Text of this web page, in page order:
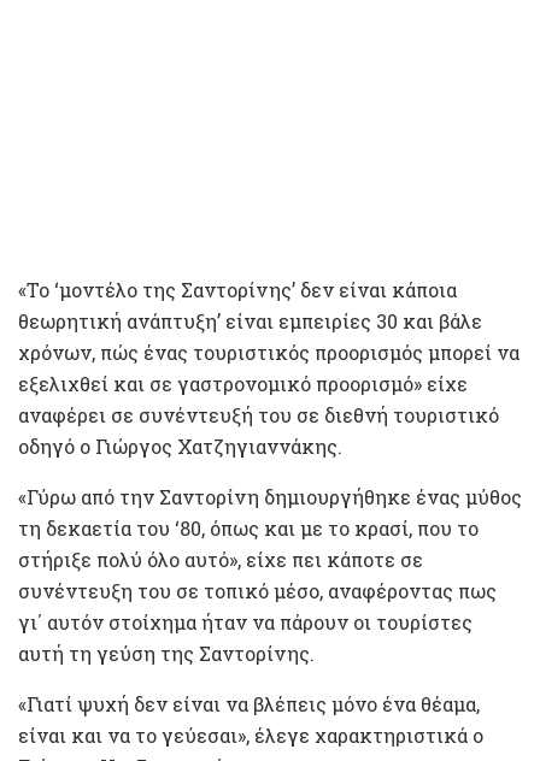
«Το ‘μοντέλο της Σαντορίνης’ δεν είναι κάποια
θεωρητική ανάπτυξη’ είναι εμπειρίες 30 και βάλε
χρόνων, πώς ένας τουριστικός προορισμός μπορεί να
εξελιχθεί και σε γαστρονομικό προορισμό» είχε
αναφέρει σε συνέντευξή του σε διεθνή τουριστικό
οδηγό ο Γιώργος Χατζηγιαννάκης.
«Γύρω από την Σαντορίνη δημιουργήθηκε ένας μύθος
τη δεκαετία του ‘80, όπως και με το κρασί, που το
στήριξε πολύ όλο αυτό», είχε πει κάποτε σε
συνέντευξη του σε τοπικό μέσο, αναφέροντας πως
γι΄ αυτόν στοίχημα ήταν να πάρουν οι τουρίστες
αυτή τη γεύση της Σαντορίνης.
«Γιατί ψυχή δεν είναι να βλέπεις μόνο ένα θέαμα,
είναι και να το γεύεσαι», έλεγε χαρακτηριστικά ο